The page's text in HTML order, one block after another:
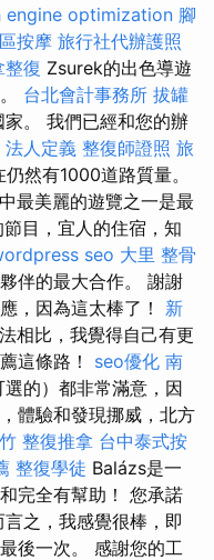
engine optimization 腳
按摩 旅行社代辦護照
整復 Zsurek的出色導遊
台北會計事務所 拔罐
。 我們已經和您的辦
法人定義 整復師證照 旅
然有1000道路質量。
最美麗的遊覽之一是最
目，宜人的住宿，知
seo 大里 整骨
伴的最大合作。 謝謝
，因為這太棒了！ 新
相比，我覺得自己有更
這條路！ seo優化 南
的）都非常滿意，因
體驗和發現挪威，北方
整復推拿 台中泰式按
整復學徒 Balázs是一
完全有幫助！ 您承諾
之，我感覺很棒，即
後一次。 感謝您的工